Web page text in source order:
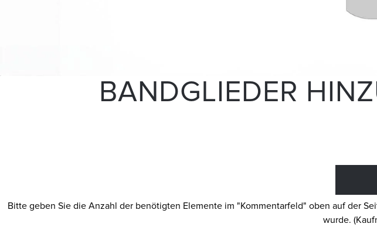
BANDGLIEDER
Bitte geben Sie die Anzahl der benötigten Elemente im "Kommentarfeld" oben auf der
wurde.